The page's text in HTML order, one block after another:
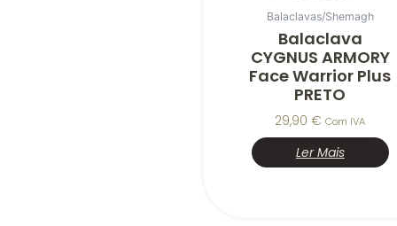
Balaclavas/Shemagh
Balaclava
CYGNUS ARMORY
Face Warrior Plus
PRETO
29,90€ Com IVA
Ler Mais